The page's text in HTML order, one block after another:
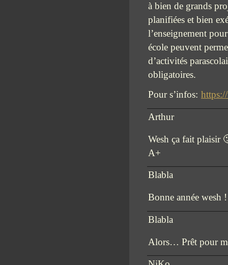
à bien de grands
planifiées et bien
l’enseignement
école peuvent
d’activités
obligatoires.
Pour s’infos:
Arthur
Wesh ça fait plaisir
A+
Blabla
Bonne année wesh !
Blabla
Alors… Prêt pour